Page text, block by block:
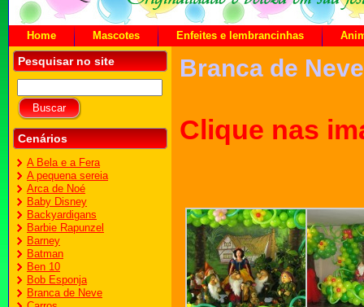
Home Mascotes Enfeites e lembrancinhas
Pesquisar no site
Cenários
A Bela e a Fera
A pequena sereia
Arca de Noé
Baby Disney
Backyardigans
Barbie Rapunzel
Barney
Batman
Ben 10
Bob Esponja
Branca de Neve
Branca de Neve
Clique nas